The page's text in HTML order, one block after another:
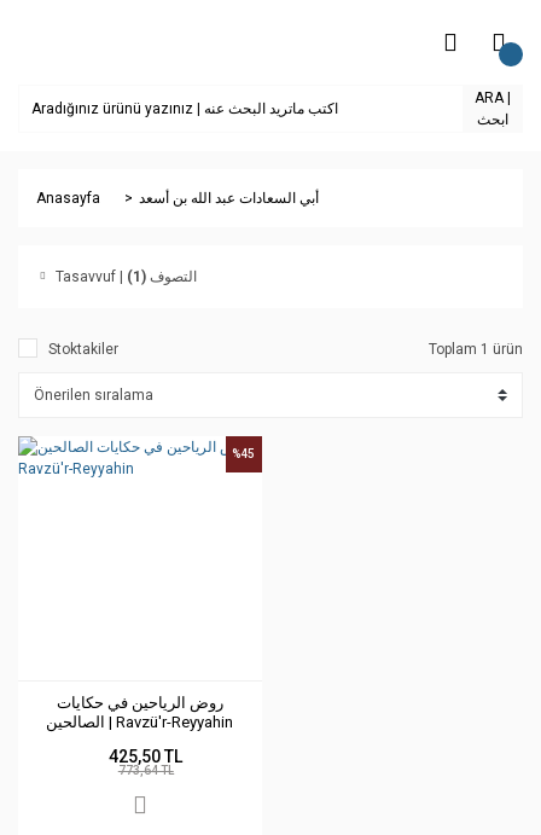
ARA |
ابحث
Anasayfa أبي السعادات عبد الله بن أسعد
Tasavvuf | التصوف(1)
Stoktakiler Toplam 1 ürün
روض الرياحين في حكايات
الصالحين | Ravzü'r-Reyyahin
%45
425,50 TL
773,64 TL